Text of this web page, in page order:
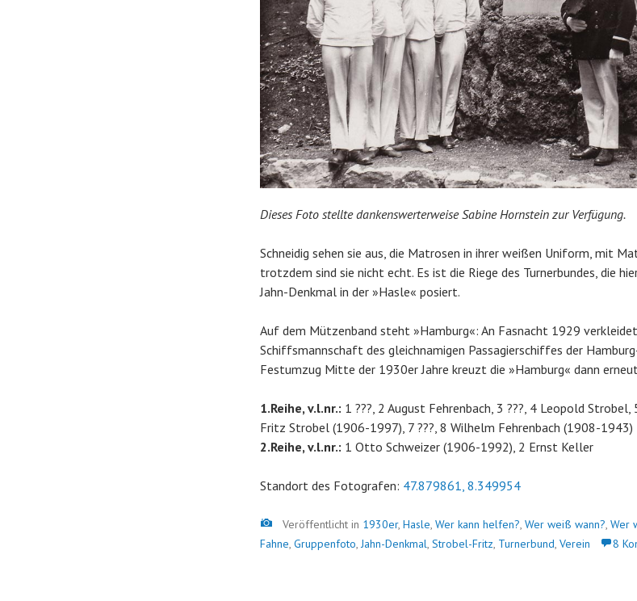
Dieses Foto stellte dankenswerterweise Sabine Hornstein zur Verfügung.
Schneidig sehen sie aus, die Matrosen in ihrer weißen Uniform, mit
trotzdem sind sie nicht echt. Es ist die Riege des Turnerbundes, die
Jahn-Denkmal in der »Hasle« posiert.
Auf dem Mützenband steht »Hamburg«: An Fasnacht 1929
Schiffsmannschaft des gleichnamigen Passagierschiffes der
Festumzug Mitte der 1930er Jahre kreuzt die »Hamburg« dann
1.Reihe, v.l.nr.: 1 ???, 2 August Fehrenbach, 3 ???, 4 Leopold
Fritz Strobel (1906-1997), 7 ???, 8 Wilhelm Fehrenbach (1908-1943)
2.Reihe, v.l.nr.: 1 Otto Schweizer (1906-1992), 2 Ernst Keller
Standort des Fotografen: 47.879861, 8.349954
Bild
Veröffentlicht in 1930er, Hasle, Wer kann helfen?, Wer weiß wann?, Wer
Fahne, Gruppenfoto,Jahn-Denkmal, Strobel-Fritz, Turnerbund, Verein 8